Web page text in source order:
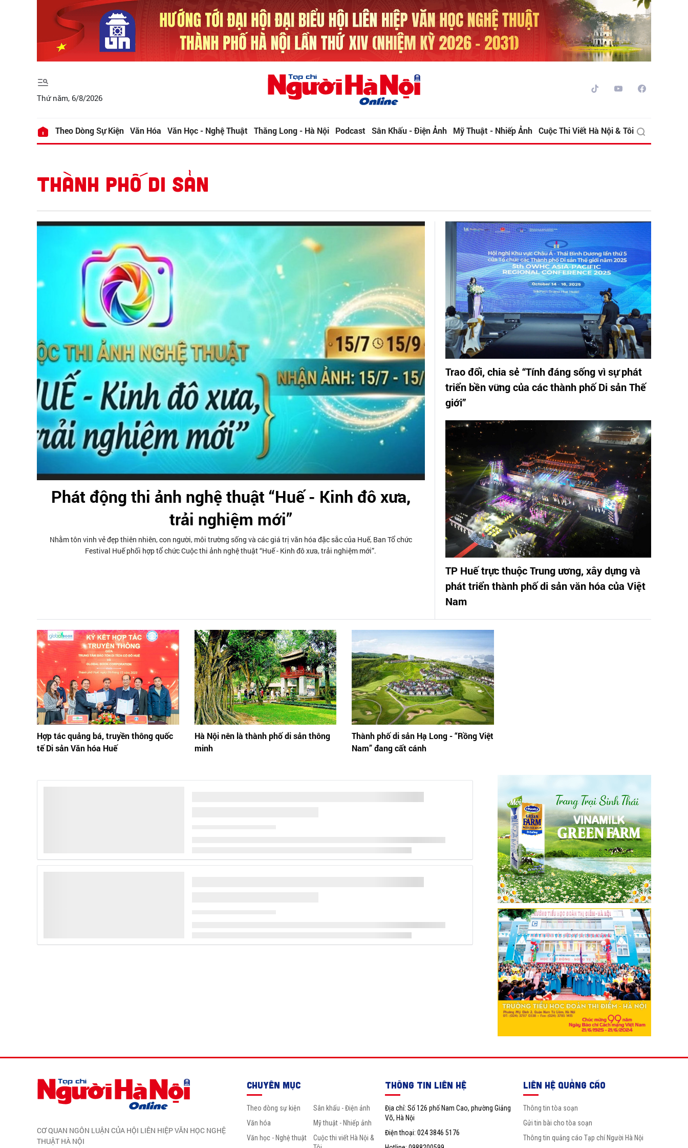
Thứ năm, 6/8/2026
Theo Dòng Sự Kiện Văn Hóa Văn Học - Nghệ Thuật Thăng Long - Hà Nội Podcast Sân Khấu - Điện Ảnh Mỹ Thuật - Nhiếp Ảnh Cuộc Thi Viết Hà Nội & Tôi
THÀNH PHỐ DI SẢN
Phát động thi ảnh nghệ thuật “Huế - Kinh đô xưa,
trải nghiệm mới”
Nhằm tôn vinh vẻ đẹp thiên nhiên, con người, môi trường sống và các giá trị văn hóa đặc sắc của Huế, Ban Tổ chức
Festival Huế phối hợp tổ chức Cuộc thi ảnh nghệ thuật “Huế - Kinh đô xưa, trải nghiệm mới”.
Trao đổi, chia sẻ “Tính đáng sống vì sự phát
triển bền vững của các thành phố Di sản Thế
giới”
TP Huế trực thuộc Trung ương, xây dựng và
phát triển thành phố di sản văn hóa của Việt
Nam
Hợp tác quảng bá, truyền thông quốc
tế Di sản Văn hóa Huế
Hà Nội nên là thành phố di sản thông
minh
Thành phố di sản Hạ Long - “Rồng Việt
Nam” đang cất cánh
CƠ QUAN NGÔN LUẬN CỦA HỘI LIÊN HIỆP VĂN HỌC NGHỆ
THUẬT HÀ NỘI
CHUYÊN MỤC
Theo dòng sự kiện
Văn hóa
Văn học - Nghệ thuật
Sân khấu - Điện ảnh
Mỹ thuật - Nhiếp ảnh
Cuộc thi viết Hà Nội &
THÔNG TIN LIÊN HỆ
Địa chỉ: Số 126 phố Nam Cao, phường Giảng
Võ, Hà Nội
Điện thoại: 024 3846 5176
LIÊN HỆ QUẢNG CÁO
Thông tin tòa soạn
Gửi tin bài cho tòa soạn
Thông tin quảng cáo Tạp chí Người Hà Nội